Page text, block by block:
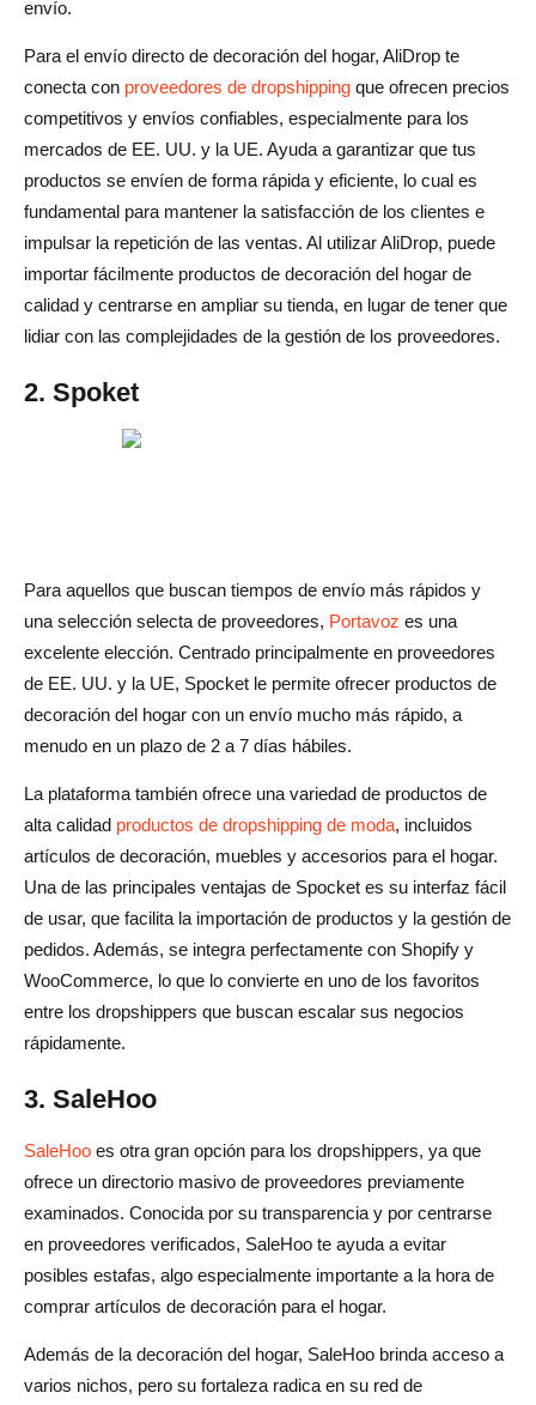
envío.
Para el envío directo de decoración del hogar, AliDrop te
conecta con proveedores de dropshipping que ofrecen precios
competitivos y envíos confiables, especialmente para los
mercados de EE. UU. y la UE. Ayuda a garantizar que tus
productos se envíen de forma rápida y eficiente, lo cual es
fundamental para mantener la satisfacción de los clientes e
impulsar la repetición de las ventas. Al utilizar AliDrop, puede
importar fácilmente productos de decoración del hogar de
calidad y centrarse en ampliar su tienda, en lugar de tener que
lidiar con las complejidades de la gestión de los proveedores.
2. Spoket
Para aquellos que buscan tiempos de envío más rápidos y
una selección selecta de proveedores, Portavoz es una
excelente elección. Centrado principalmente en proveedores
de EE. UU. y la UE, Spocket le permite ofrecer productos de
decoración del hogar con un envío mucho más rápido, a
menudo en un plazo de 2 a 7 días hábiles.
La plataforma también ofrece una variedad de productos de
alta calidad productos de dropshipping de moda, incluidos
artículos de decoración, muebles y accesorios para el hogar.
Una de las principales ventajas de Spocket es su interfaz fácil
de usar, que facilita la importación de productos y la gestión de
pedidos. Además, se integra perfectamente con Shopify y
WooCommerce, lo que lo convierte en uno de los favoritos
entre los dropshippers que buscan escalar sus negocios
rápidamente.
3. SaleHoo
SaleHoo es otra gran opción para los dropshippers, ya que
ofrece un directorio masivo de proveedores previamente
examinados. Conocida por su transparencia y por centrarse
en proveedores verificados, SaleHoo te ayuda a evitar
posibles estafas, algo especialmente importante a la hora de
comprar artículos de decoración para el hogar.
Además de la decoración del hogar, SaleHoo brinda acceso a
varios nichos, pero su fortaleza radica en su red de